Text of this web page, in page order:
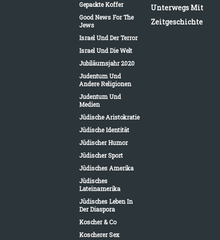
Gepackte Koffer
Good News For The
Jews
Israel Und Der Terror
Israel Und Die Welt
Jubiläumsjahr 2020
Judentum Und
Andere Religionen
Judentum Und
Medien
Jüdische Aristokratie
Jüdische Identität
Jüdischer Humor
Jüdischer Sport
Jüdisches Amerika
Jüdisches
Lateinamerika
Jüdisches Leben In
Der Diaspora
Koscher & Co
Koscherer Sex
Unterwegs Mit
Zeitgeschichte